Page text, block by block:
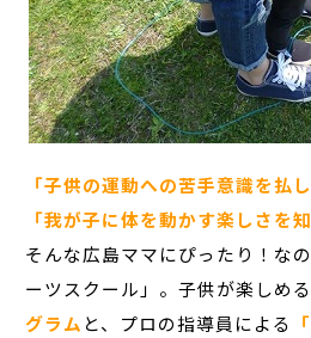
「子供の運動への苦手意識を払
「我が子に体を動かす楽しさを
そんな広島ママにぴったり！な
ーツスクール」。子供が楽しめ
グラム と、プロの指導員による